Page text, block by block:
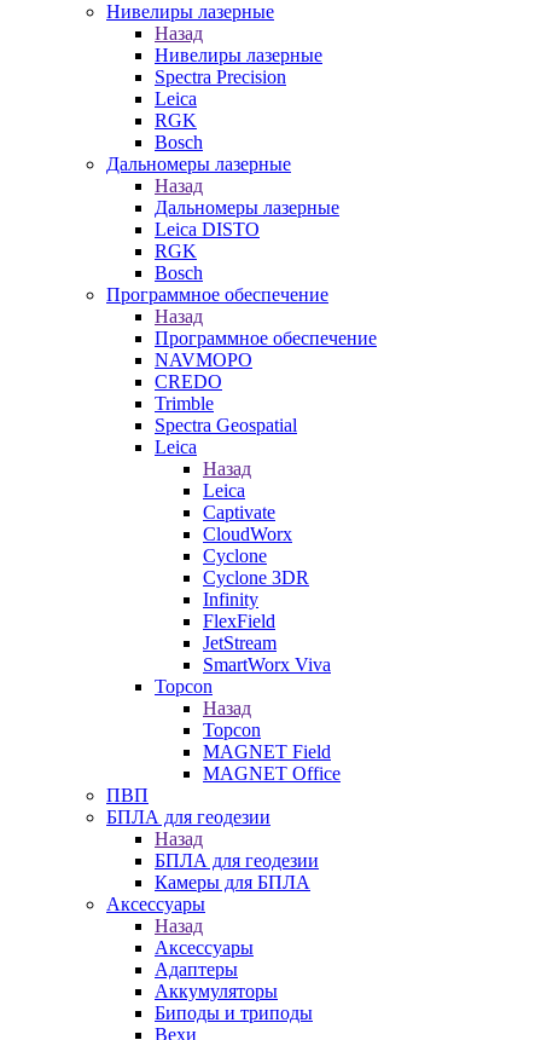
Нивелиры лазерные
Назад
Нивелиры лазерные
Spectra Precision
Leica
RGK
Bosch
Дальномеры лазерные
Назад
Дальномеры лазерные
Leica DISTO
RGK
Bosch
Программное обеспечение
Назад
Программное обеспечение
NAVMOPO
CREDO
Trimble
Spectra Geospatial
Leica
Назад
Leica
Captivate
CloudWorx
Cyclone
Cyclone 3DR
Infinity
FlexField
JetStream
SmartWorx Viva
Topcon
Назад
Topcon
MAGNET Field
MAGNET Office
ПВП
БПЛА для геодезии
Назад
БПЛА для геодезии
Камеры для БПЛА
Аксессуары
Назад
Аксессуары
Адаптеры
Аккумуляторы
Биподы и триподы
Вехи